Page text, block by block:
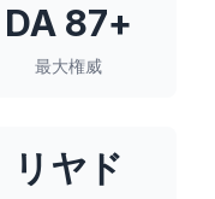
DA 87+
最大権威
リヤド